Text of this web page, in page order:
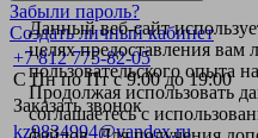
Забыли пароль?
Создать личный кабинет
+7 812 775-82-05
С Пн по Пт с 9:00 до 19:00
Заказать звонок
kz9834994@yandex.ru
Данный веб-сайт
целях предоставления вам
пользовательского опыта
Продолжая использовать
соглашаетесь с